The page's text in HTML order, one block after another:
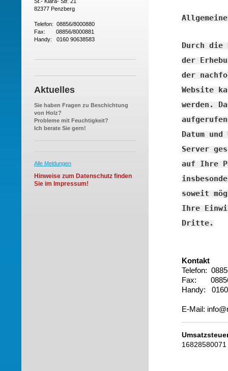
82377 Penzberg
Telefon: 08856/8000880
Fax: 08856/8000881
Handy: 0160 90638583
Aktuelles
Sie haben Fragen zu Beschichtung
von Holz?
Probleme mit Feuchtigkeit?
Ich berate Sie gern!
Alle Meldungen
Hinweise zum Datenschutz finden
Sie im Impressum!
Durch die
der
der
Website
werden.
Datum
Server
auf Ihre
soweit
Ihre
Dritte.
Kontakt
Telefon:
Fax:
Handy:
E-Mail:
16828580071